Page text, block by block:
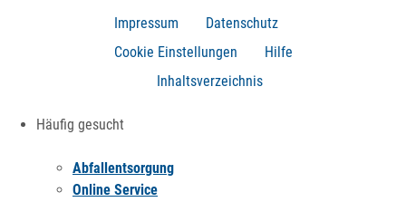
Impressum
Datenschutz
Cookie Einstellungen
Hilfe
Inhaltsverzeichnis
Häufig gesucht
Abfallentsorgung
Online Service